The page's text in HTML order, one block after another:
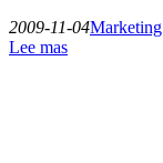
2009-11-04Marketing
Lee mas